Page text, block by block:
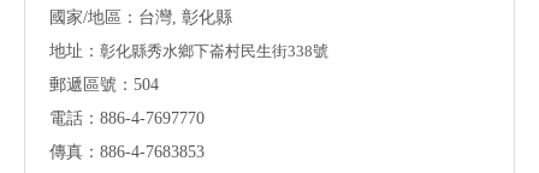
國家/地區：台灣, 彰化縣
地址： 彰化縣秀水鄉下崙村民生街338號
郵遞區號：504
電話：886-4-7697770
傳真：886-4-7683853